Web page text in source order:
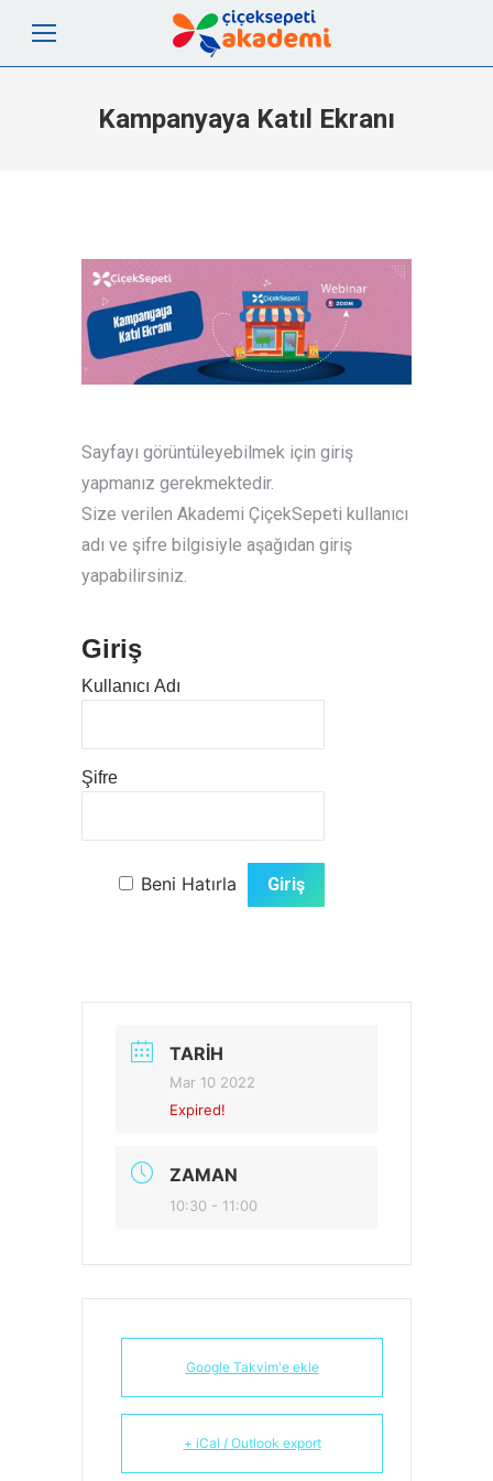
Kampanyaya Katıl Ekranı
Sayfayı görüntüleyebilmek için giriş
yapmanız gerekmektedir.
Size verilen Akademi ÇiçekSepeti kullanıcı
adı ve şifre bilgisiyle aşağıdan giriş
yapabilirsiniz.
Giriş
Kullanıcı Adı
Şifre
Beni Hatırla
TARIH
Mar 10 2022
Expired!
ZAMAN
10:30 - 11:00
Google Takvim'e ekle
+ iCal / Outlook export